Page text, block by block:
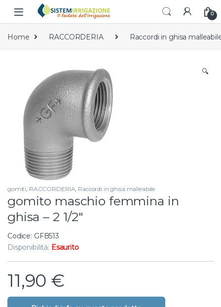
Skip to navigation
Skip to content
0
Home RACCORDERIA Raccordi in ghisa
🔍
gomiti, RACCORDERIA, Raccordi in ghisa malleabile
gomito maschio femmina in
ghisa – 2 1/2″
Codice: GFB513
Disponibilità: Esaurito
11,90 €